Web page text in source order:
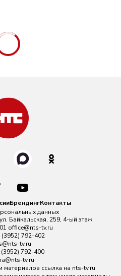
БрендингКонтакты
данных
Байкальская, 259, 4-ый этаж
office@nts-tv.ru
(3952) 792-402
tv.ru
(3952) 792-400
tv.ru
ссылка на nts-tv.ru